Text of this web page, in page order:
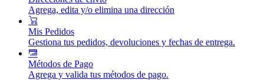
Agrega, edita y/o elimina una dirección
Mis Pedidos
Gestiona tus pedidos, devoluciones y fechas de entrega.
Métodos de Pago
Agrega y valida tus métodos de pago.